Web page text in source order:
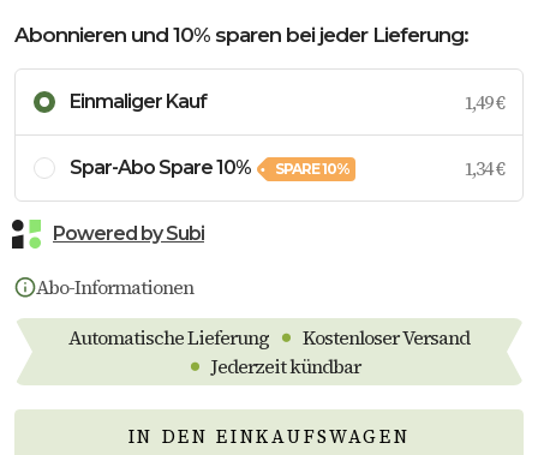
Abonnieren und 10% sparen bei jeder Lieferung:
Einmaliger Kauf 1,49 €
Spar-Abo Spare 10% SPARE10% 1,34 €
Powered by Subi
Abo-Informationen
Automatische Lieferung • Kostenloser Versand
• Jederzeit kündbar
IN DEN EINKAUFSWAGEN